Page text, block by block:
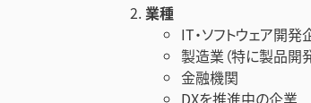
業種
IT・ソフトウェア開発
製造業（特に製品開
金融機関
DXを推進中の企業